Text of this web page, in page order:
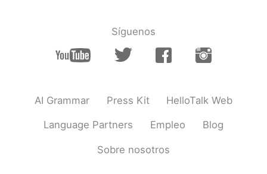
EN
代わりに、どこかのリゾート🏝で一週
間のんびりしたいです。
人が多かったので、持ち帰りし
Síguenos
AI Grammar Press Kit HelloTalk Web
Language Partners Empleo Blog
Sobre nosotros